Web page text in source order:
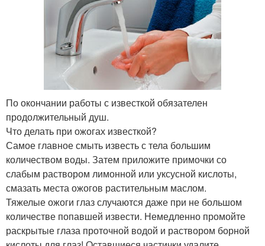
По окончании работы с известкой обязателен
продолжительный душ.
Что делать при ожогах известкой?
Самое главное смыть известь с тела большим
количеством воды. Затем приложите примочки со
слабым раствором лимонной или уксусной кислоты,
смазать места ожогов растительным маслом.
Тяжелые ожоги глаз случаются даже при не большом
количестве попавшей извести. Немедленно промойте
раскрытые глаза проточной водой и раствором борной